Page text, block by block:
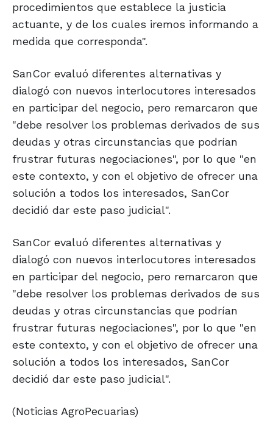
procedimientos que establece la justicia
actuante, y de los cuales iremos informando a
medida que corresponda".
SanCor evaluó diferentes alternativas y
dialogó con nuevos interlocutores interesados
en participar del negocio, pero remarcaron que
"debe resolver los problemas derivados de sus
deudas y otras circunstancias que podrían
frustrar futuras negociaciones", por lo que "en
este contexto, y con el objetivo de ofrecer una
solución a todos los interesados, SanCor
decidió dar este paso judicial".
SanCor evaluó diferentes alternativas y
dialogó con nuevos interlocutores interesados
en participar del negocio, pero remarcaron que
"debe resolver los problemas derivados de sus
deudas y otras circunstancias que podrían
frustrar futuras negociaciones", por lo que "en
este contexto, y con el objetivo de ofrecer una
solución a todos los interesados, SanCor
decidió dar este paso judicial".
(Noticias AgroPecuarias)